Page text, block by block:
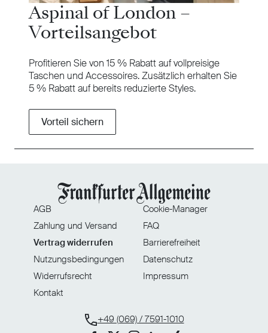
Aspinal of London –
Vorteilsangebot
Profitieren Sie von 15 % Rabatt auf vollpreisige
Taschen und Accessoires. Zusätzlich erhalten Sie
5 % Rabatt auf bereits reduzierte Styles.
Vorteil sichern
AGB
Zahlung und Versand
Widerrufsrecht
Vertrag widerrufen
Cookie-Manager
FAQ
Barrierefreiheit
Datenschutz
Nutzungsbedingungen
Impressum
Kontakt
+49 (069) / 7591-1010